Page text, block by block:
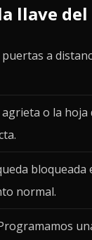
llave del
a
o la hoja
bloqueada
normal.